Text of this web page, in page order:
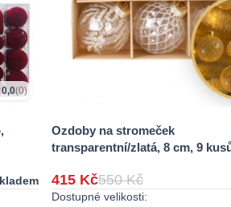
0,0(0)
Ozdoby na stromeček
transparentní/zlatá, 8 cm, 9
415 Kč550 Kč
Dostupné velikosti: